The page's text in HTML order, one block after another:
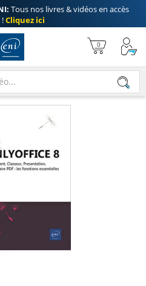
Tous nos livres & vidéos en accès
Cliquez ici